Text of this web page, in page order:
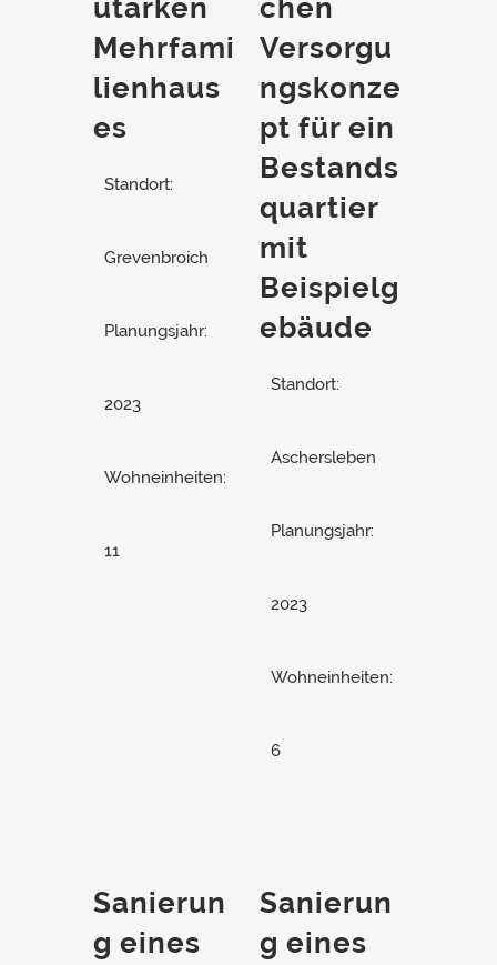
utarken
Mehrfami
lienhaus
es
Standort:
Grevenbroich
Planungsjahr:
2023
Wohneinheiten:
11
chen
Versorgu
ngskonze
pt für ein
Bestands
quartier
mit
Beispielg
ebäude
Standort:
Aschersleben
Planungsjahr:
2023
Wohneinheiten:
6
Sanierun
g eines
Sanierun
g eines